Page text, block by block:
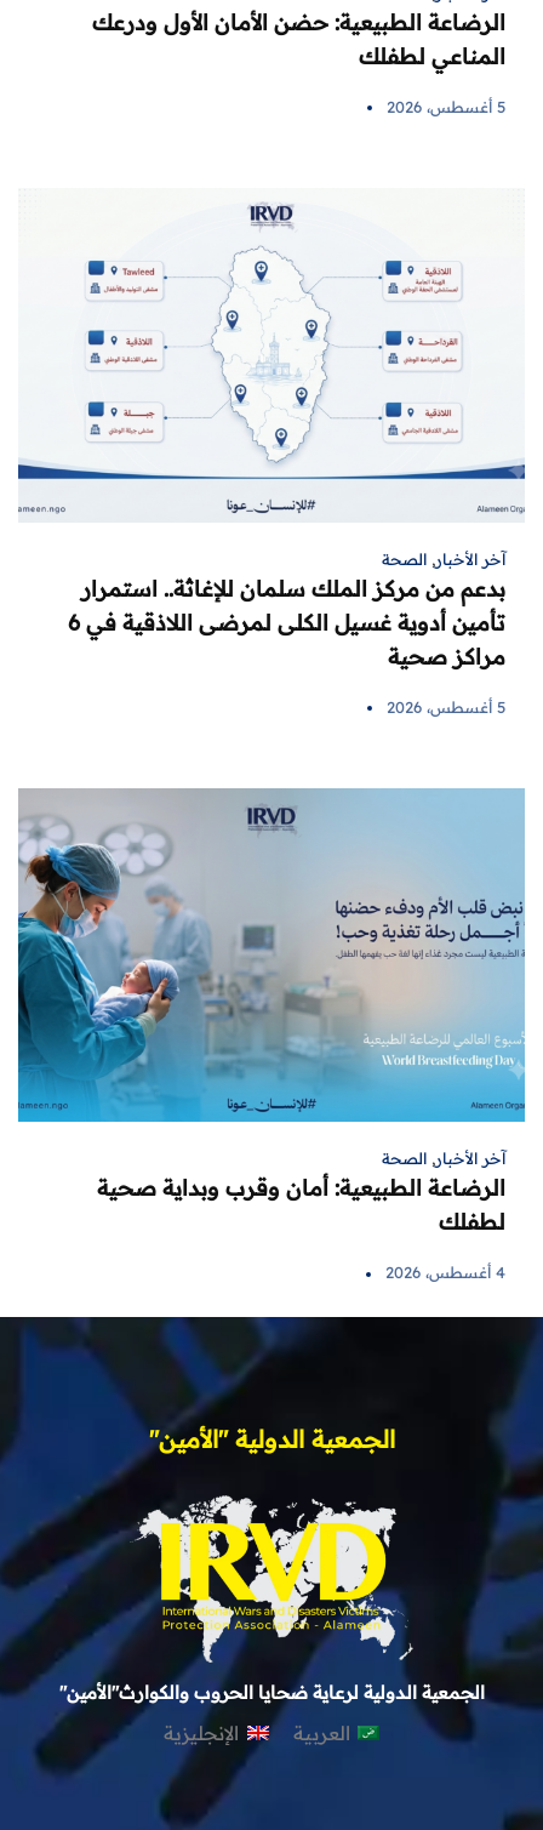
الرضاعة الطبيعية: حضن الأمان الأول ودرعك
المناعي لطفلك
5 أغسطس، 2026
آخر الأخبار, الصحة
بدعم من مركز الملك سلمان للإغاثة.. استمرار
تأمين أدوية غسيل الكلى لمرضى اللاذقية في 6
مراكز صحية
5 أغسطس، 2026
آخر الأخبار, الصحة
الرضاعة الطبيعية: أمان وقرب وبداية صحية
لطفلك
4 أغسطس، 2026
الجمعية الدولية "الأمين"
الجمعية الدولية لرعاية ضحايا الحروب والكوارث"الأمين"
العربية الإنجليزية